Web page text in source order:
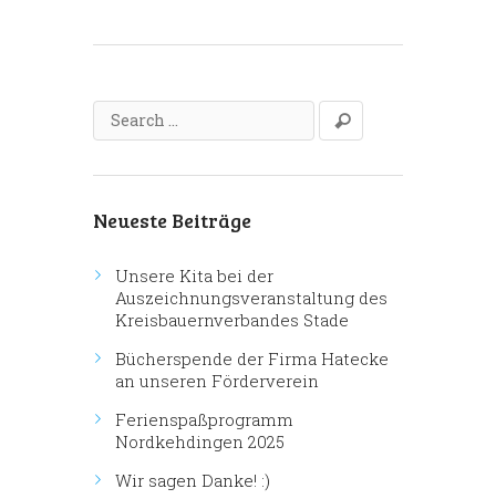
Neueste Beiträge
Unsere Kita bei der
Auszeichnungsveranstaltung des
Kreisbauernverbandes Stade
Bücherspende der Firma Hatecke
an unseren Förderverein
Ferienspaßprogramm
Nordkehdingen 2025
Wir sagen Danke! :)